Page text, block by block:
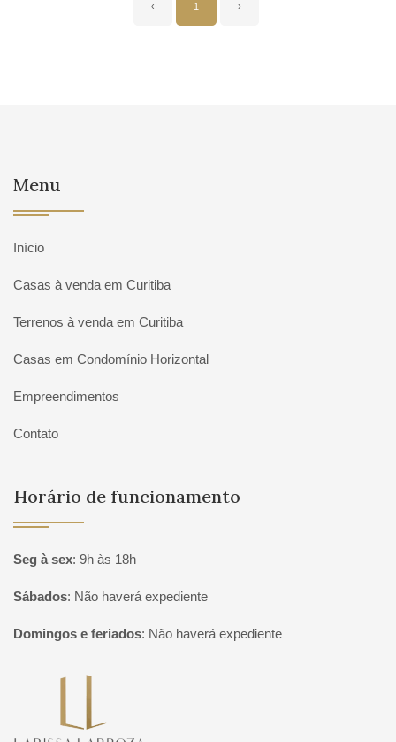
‹ 1 ›
Menu
Início
Casas à venda em Curitiba
Terrenos à venda em Curitiba
Casas em Condomínio Horizontal
Empreendimentos
Contato
Horário de funcionamento
Seg à sex: 9h às 18h
Sábados: Não haverá expediente
Domingos e feriados: Não haverá expediente